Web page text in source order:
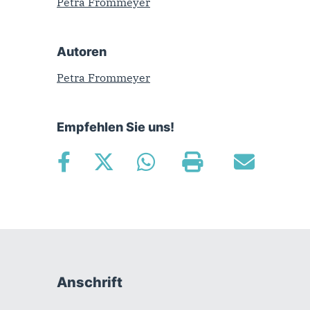
Autoren
Petra Frommeyer
Empfehlen Sie uns!
Fußbereich
Anschrift